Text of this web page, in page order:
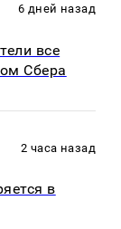
6 дней назад
все
Сбера
2 часа назад
в